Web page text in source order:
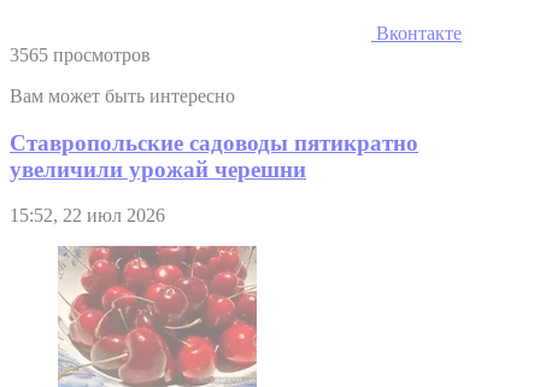
Вконтакте
3565 просмотров
Вам может быть интересно
Ставропольские садоводы пятикратно
увеличили урожай черешни
15:52, 22 июл 2026